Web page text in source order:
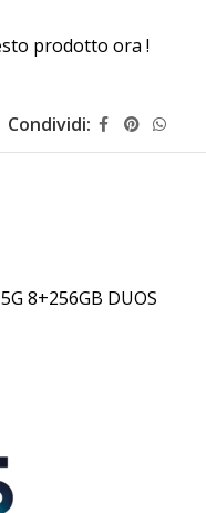
prodotto ora !
Condividi:
8+256GB DUOS